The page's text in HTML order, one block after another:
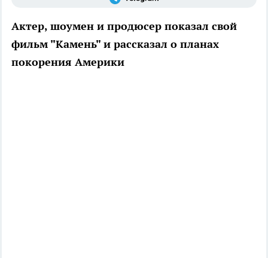
Актер, шоумен и продюсер показал свой
фильм "Камень" и рассказал о планах
покорения Америки